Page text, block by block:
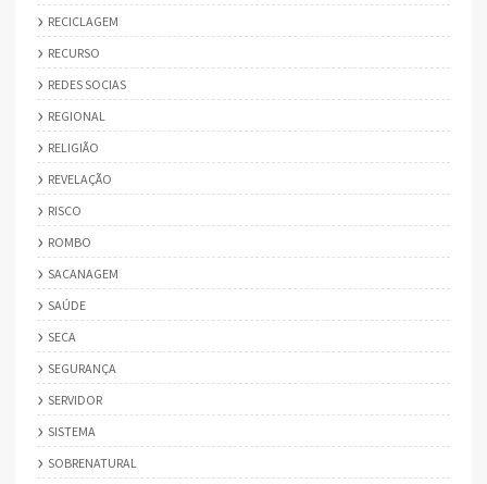
RECICLAGEM
RECURSO
REDES SOCIAS
REGIONAL
RELIGIÃO
REVELAÇÃO
RISCO
ROMBO
SACANAGEM
SAÚDE
SECA
SEGURANÇA
SERVIDOR
SISTEMA
SOBRENATURAL